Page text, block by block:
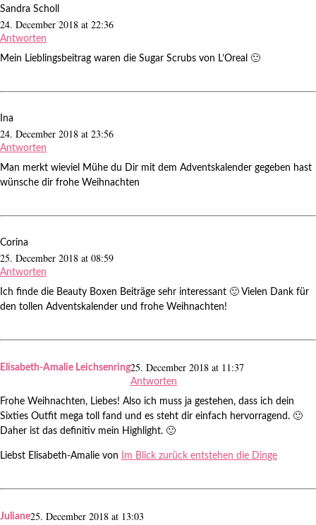
Sandra Scholl
24. December 2018 at 22:36
Antworten
Mein Lieblingsbeitrag waren die Sugar Scrubs von L’Oreal 🙂
Ina
24. December 2018 at 23:56
Antworten
Man merkt wieviel Mühe du Dir mit dem Adventskalender gegeben hast
wünsche dir frohe Weihnachten
Corina
25. December 2018 at 08:59
Antworten
Ich finde die Beauty Boxen Beiträge sehr interessant 🙂 Vielen Dank für
den tollen Adventskalender und frohe Weihnachten!
Elisabeth-Amalie Leichsenring25. December 2018 at 11:37
Antworten
Frohe Weihnachten, Liebes! Also ich muss ja gestehen, dass ich dein
Sixties Outfit mega toll fand und es steht dir einfach hervorragend. 🙂
Daher ist das definitiv mein Highlight. 🙂
Liebst Elisabeth-Amalie von Im Blick zurück entstehen die Dinge
Juliane25. December 2018 at 13:03